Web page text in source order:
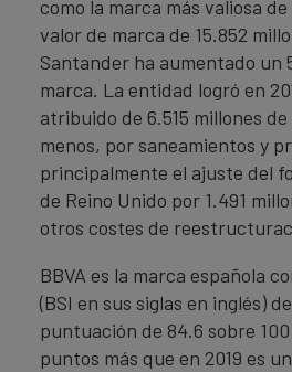
como la marca más valiosa
valor de marca de 15.852
Santander ha aumentado un
marca. La entidad logró en
atribuido de 6.515 millones
menos, por saneamientos y
principalmente el ajuste del
de Reino Unido por 1.491
otros costes de
BBVA es la marca española
(BSI en sus siglas en inglés)
puntuación de 84.6 sobre
puntos más que en 2019 es